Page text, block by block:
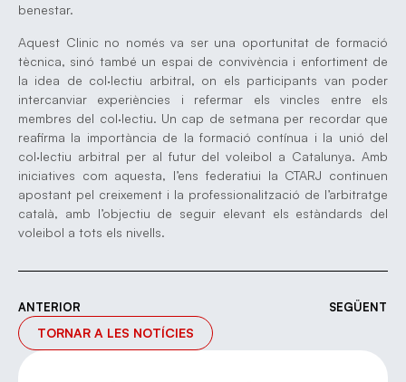
benestar.
Aquest Clinic no només va ser una oportunitat de formació
tècnica, sinó també un espai de convivència i enfortiment de
la idea de col·lectiu arbitral, on els participants van poder
intercanviar experiències i refermar els vincles entre els
membres del col·lectiu. Un cap de setmana per recordar que
reafirma la importància de la formació contínua i la unió del
col·lectiu arbitral per al futur del voleibol a Catalunya. Amb
iniciatives com aquesta, l’ens federatiui la CTARJ continuen
apostant pel creixement i la professionalització de l’arbitratge
català, amb l’objectiu de seguir elevant els estàndards del
voleibol a tots els nivells.
ANTERIOR SEGÜENT
TORNAR A LES NOTÍCIES